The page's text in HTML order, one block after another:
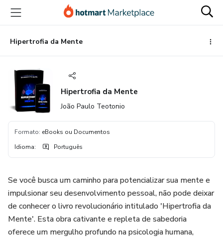
para
conteúdo
principal
para
pagamento
para
rodapé
Hipertrofia da Mente
Hipertrofia da Mente
João Paulo Teotonio
Formato: eBooks ou Documentos
Idioma: Português
Se você busca um caminho para potencializar sua mente e
impulsionar seu desenvolvimento pessoal, não pode deixar
de conhecer o livro revolucionário intitulado 'Hipertrofia da
Mente'. Esta obra cativante e repleta de sabedoria
oferece um mergulho profundo na psicologia humana,